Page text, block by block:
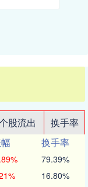
股流出
换手率
换手率
79.39%
16.80%